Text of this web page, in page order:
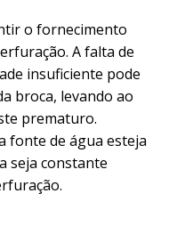
o fornecimento
A falta de
insuficiente pode
broca, levando ao
prematuro.
fonte de água esteja
seja constante